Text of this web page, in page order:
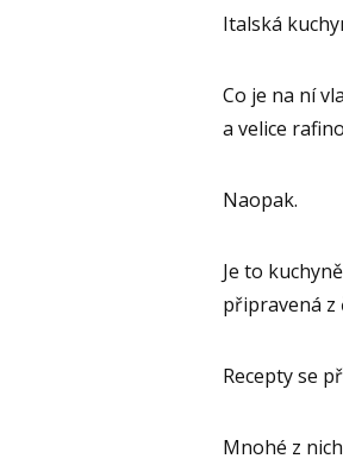
Italská
Co je na ní
a velice
Naopak.
Je to
připravená z
Recepty se
Mnohé z